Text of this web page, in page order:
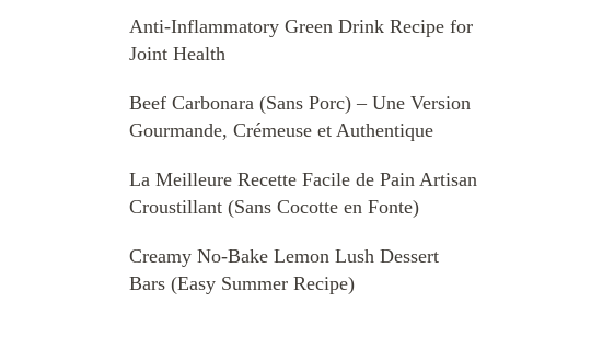
Anti-Inflammatory Green Drink Recipe for
Joint Health
Beef Carbonara (Sans Porc) – Une Version
Gourmande, Crémeuse et Authentique
La Meilleure Recette Facile de Pain Artisan
Croustillant (Sans Cocotte en Fonte)
Creamy No-Bake Lemon Lush Dessert
Bars (Easy Summer Recipe)